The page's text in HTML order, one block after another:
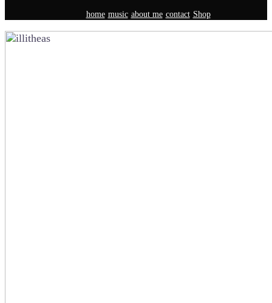
home music about me contact Shop